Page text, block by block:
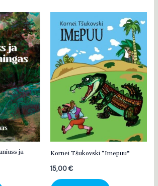
ja
Kornei Tšukovski “Imepuu”
15,00€